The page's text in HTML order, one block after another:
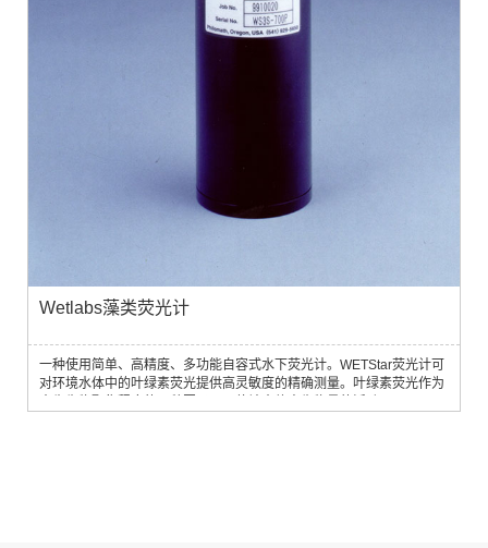
Wetlabs藻类荧光计
一种使用简单、高精度、多功能自容式水下荧光计。WETStar荧光计可
对环境水体中的叶绿素荧光提供高灵敏度的精确测量。叶绿素荧光作为